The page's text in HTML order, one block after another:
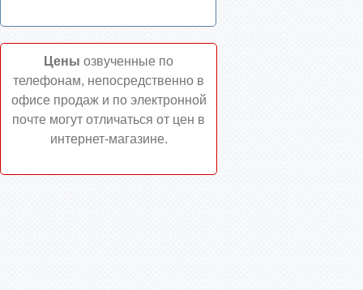
Цены озвученные по
телефонам, непосредственно в
офисе продаж и по электронной
почте могут отличаться от цен в
интернет-магазине.